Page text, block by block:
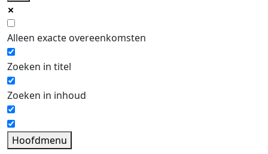
Alleen exacte overeenkomsten
Zoeken in titel
Zoeken in inhoud
Hoofdmenu